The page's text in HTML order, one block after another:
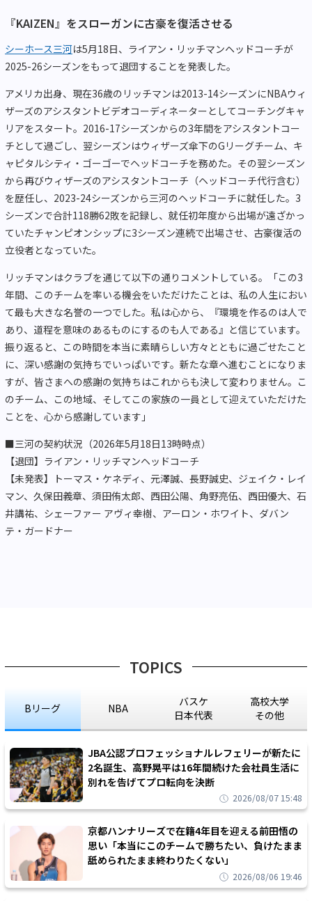
『KAIZEN』をスローガンに古豪を復活させる
シーホース三河は5月18日、ライアン・リッチマンヘッドコーチが
2025-26シーズンをもって退団することを発表した。
アメリカ出身、現在36歳のリッチマンは2013-14シーズンにNBAウィ
ザーズのアシスタントビデオコーディネーターとしてコーチングキャ
リアをスタート。2016-17シーズンからの3年間をアシスタントコー
チとして過ごし、翌シーズンはウィザーズ傘下のGリーグチーム、キ
ャピタルシティ・ゴーゴーでヘッドコーチを務めた。その翌シーズン
から再びウィザーズのアシスタントコーチ（ヘッドコーチ代行含む）
を歴任し、2023-24シーズンから三河のヘッドコーチに就任した。3
シーズンで合計118勝62敗を記録し、就任初年度から出場が遠ざかっ
ていたチャンピオンシップに3シーズン連続で出場させ、古豪復活の
立役者となっていた。
リッチマンはクラブを通じて以下の通りコメントしている。「この3
年間、このチームを率いる機会をいただけたことは、私の人生におい
て最も大きな名誉の一つでした。私は心から、『環境を作るのは人で
あり、道程を意味のあるものにするのも人である』と信じています。
振り返ると、この時間を本当に素晴らしい方々とともに過ごせたこと
に、深い感謝の気持ちでいっぱいです。新たな章へ進むことになりま
すが、皆さまへの感謝の気持ちはこれからも決して変わりません。こ
のチーム、この地域、そしてこの家族の一員として迎えていただけた
ことを、心から感謝しています」
■三河の契約状況（2026年5月18日13時時点）
【退団】ライアン・リッチマンヘッドコーチ
【未発表】トーマス・ケネディ、元澤誠、長野誠史、ジェイク・レイ
マン、久保田義章、須田侑太郎、西田公陽、角野亮伍、西田優大、石
井講祐、シェーファー アヴィ幸樹、アーロン・ホワイト、ダバン
テ・ガードナー
TOPICS
Bリーグ NBA
バスケ
日本代表
高校大学
その他
JBA公認プロフェッショナルレフェリーが新たに
2名誕生、高野晃平は16年間続けた会社員生活に
別れを告げてプロ転向を決断
2026/08/07 15:48
京都ハンナリーズで在籍4年目を迎える前田悟の
思い「本当にこのチームで勝ちたい、負けたまま
舐められたまま終わりたくない」
2026/08/06 19:46